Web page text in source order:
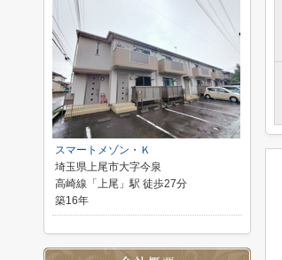
スマートメゾン・Ｋ
埼玉県上尾市大字今泉
高崎線「上尾」駅 徒歩27分
築16年